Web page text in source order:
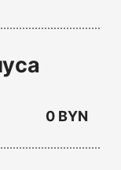
0 BYN